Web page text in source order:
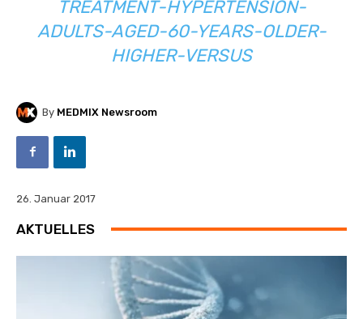
TREATMENT-HYPERTENSION-
ADULTS-AGED-60-YEARS-OLDER-
HIGHER-VERSUS
By MEDMIX Newsroom
26. Januar 2017
AKTUELLES